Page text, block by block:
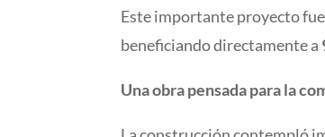
Este importante proyecto
beneficiando directamente a
Una obra pensada para la